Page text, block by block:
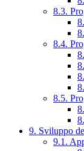
8.3.
8.4.
8.5.
9. Sviluppo
9.1.